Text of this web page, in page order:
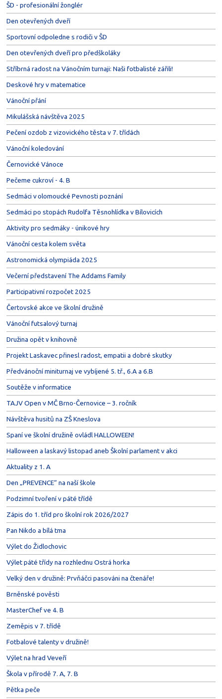
ŠD - profesionální žonglér
Den otevřených dveří
Sportovní odpoledne s rodiči v ŠD
Den otevřených dveří pro předškoláky
Stříbrná radost na Vánočním turnaji: Naši fotbalisté zářili!
Deskové hry v matematice
Vánoční přání
Mikulášská návštěva 2025
Pečení ozdob z vizovického těsta v 7. třídách
Vánoční koledování
Černovické Vánoce
Pečeme cukroví - 4. B
Sedmáci v olomoucké Pevnosti poznání
Sedmáci po stopách Rudolfa Těsnohlídka v Bílovicích
Aktivity pro sedmáky - únikové hry
Vánoční cesta kolem světa
Astronomická olympiáda 2025
Večerní představení The Addams Family
Participativní rozpočet 2025
Čertovské akce ve školní družině
Vánoční futsalový turnaj
Družina opět v knihovně
Projekt Laskavec přinesl radost, empatii a dobré skutky
Předvánoční miniturnaj ve vybíjené 5. tř., 6.A a 6.B
Soutěže v informatice
TAJV Open v MČ Brno-Černovice – 3. ročník
Návštěva husitů na ZŠ Kneslova
Spaní ve školní družině ovládl HALLOWEEN!
Halloween a laskavý listopad aneb Školní parlament v akci
Aktuality z 1. A
Den „PREVENCE“ na naší škole
Podzimní tvoření v páté třídě
Zápis do 1. tříd pro školní rok 2026/2027
Pan Nikdo a bílá tma
Výlet do Židlochovic
Výlet páté třídy na rozhlednu Ostrá horka
Velký den v družině: Prvňáčci pasováni na čtenáře!
Brněnské pověsti
MasterChef ve 4. B
Zeměpis v 7. třídě
Fotbalové talenty v družině!
Výlet na hrad Veveří
Škola v přírodě 7. A, 7. B
Pětka peče